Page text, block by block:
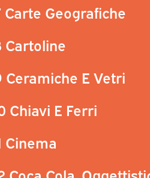
Carte Geografiche
Cartoline
Ceramiche E Vetri
Chiavi E Ferri
Cinema